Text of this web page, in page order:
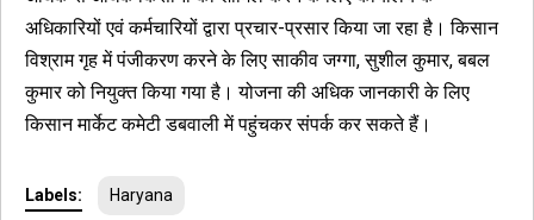
अधिकारियों एवं कर्मचारियों द्वारा प्रचार-प्रसार किया जा रहा है। किसान
विश्राम गृह में पंजीकरण करने के लिए साकीव जग्गा, सुशील कुमार, बबल
कुमार को नियुक्त किया गया है। योजना की अधिक जानकारी के लिए
किसान मार्केट कमेटी डबवाली में पहुंचकर संपर्क कर सकते हैं।
Labels: Haryana